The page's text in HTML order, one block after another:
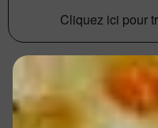
Cliquez ici pour